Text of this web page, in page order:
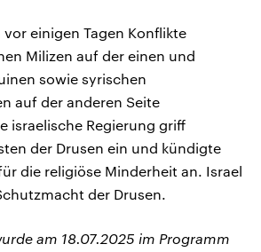
einigen Tagen Konflikte
Milizen auf der einen und
sowie syrischen
auf der anderen Seite
israelische Regierung griff
der Drusen ein und kündigte
die religiöse Minderheit an. Israel
der Drusen.
am 18.07.2025 im Programm